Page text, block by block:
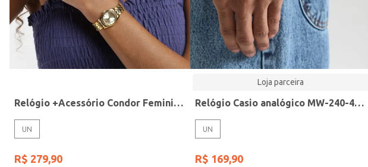
Relógio +Acessório Condor Feminino DOURADO
UN
R$ 279,90
Loja parceira
Relógio Casio analógico MW-240-4BVDF-SC
UN
R$ 169,90